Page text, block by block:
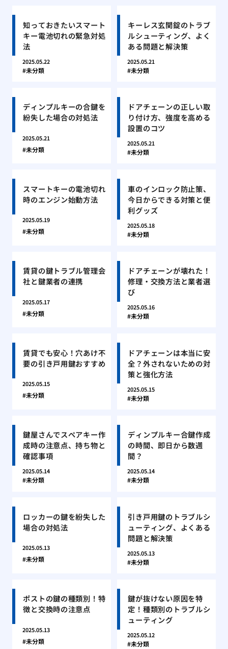
知っておきたいスマート
キー電池切れの緊急対処
法
2025.05.22
未分類
キーレス玄関錠のトラブ
ルシューティング、よく
ある問題と解決策
2025.05.21
未分類
ディンプルキーの合鍵を
紛失した場合の対処法
2025.05.21
未分類
ドアチェーンの正しい取
り付け方、強度を高める
設置のコツ
2025.05.21
未分類
スマートキーの電池切れ
時のエンジン始動方法
2025.05.19
未分類
車のインロック防止策、
今日からできる対策と便
利グッズ
2025.05.18
未分類
賃貸の鍵トラブル管理会
社と鍵業者の連携
2025.05.17
未分類
ドアチェーンが壊れた！
修理・交換方法と業者選
び
2025.05.16
未分類
賃貸でも安心！穴あけ不
要の引き戸用鍵おすすめ
2025.05.15
未分類
ドアチェーンは本当に安
全？外されないための対
策と強化方法
2025.05.15
未分類
鍵屋さんでスペアキー作
成時の注意点、持ち物と
確認事項
2025.05.14
未分類
ディンプルキー合鍵作成
の時間、即日から数週
間？
2025.05.14
未分類
ロッカーの鍵を紛失した
場合の対処法
2025.05.13
未分類
引き戸用鍵のトラブルシ
ューティング、よくある
問題と解決策
2025.05.13
未分類
ポストの鍵の種類別！特
徴と交換時の注意点
2025.05.13
未分類
鍵が抜けない原因を特
定！種類別のトラブルシ
ューティング
2025.05.12
未分類